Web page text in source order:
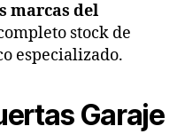
marcas del
stock de
especializado.
Garaje